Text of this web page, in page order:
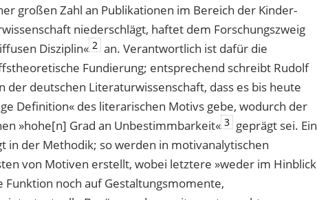
großen Zahl an Publikationen im Bereich der Kinder-
niederschlägt, haftet dem Forschungszweig
Disziplin« 2 an. Verantwortlich ist dafür die
Fundierung; entsprechend schreibt Rudolf
der deutschen Literaturwissenschaft, dass es bis heute
Definition« des literarischen Motivs gebe, wodurch der
»hohe[n] Grad an Unbestimmbarkeit« 3 geprägt sei. Ein
in der Methodik; so werden in motivanalytischen
von Motiven erstellt, wobei letztere »weder im Hinblick
Funktion noch auf Gestaltungsmomente,